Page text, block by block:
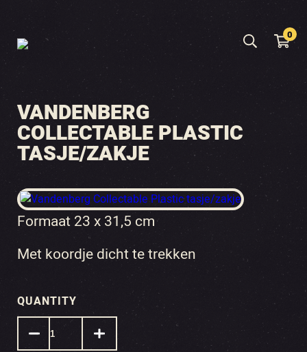
0
VANDENBERG
COLLECTABLE PLASTIC
TASJE/ZAKJE
Formaat 23 x 31,5 cm
Met koordje dicht te trekken
QUANTITY